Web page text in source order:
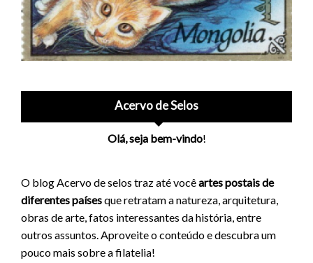
Acervo de Selos
Olá, seja bem-vindo!
O blog Acervo de selos traz até vocêartes postais de
diferentes paísesque retratam a natureza, arquitetura,
obras de arte, fatos interessantes da história, entre
outros assuntos. Aproveite o conteúdo e descubra um
pouco mais sobre a filatelia!